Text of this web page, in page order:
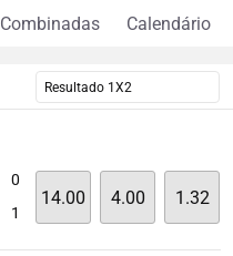
Combinadas Calendário
Resultado 1X2
0
1
14.00 4.00 1.32